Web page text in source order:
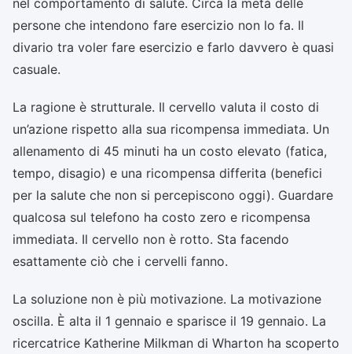
persone che intendono fare esercizio non lo fa. Il
divario tra voler fare esercizio e farlo davvero è quasi
casuale.
La ragione è strutturale. Il cervello valuta il costo di
un’azione rispetto alla sua ricompensa immediata. Un
allenamento di 45 minuti ha un costo elevato (fatica,
tempo, disagio) e una ricompensa differita (benefici
per la salute che non si percepiscono oggi). Guardare
qualcosa sul telefono ha costo zero e ricompensa
immediata. Il cervello non è rotto. Sta facendo
esattamente ciò che i cervelli fanno.
La soluzione non è più motivazione. La motivazione
oscilla. È alta il 1 gennaio e sparisce il 19 gennaio. La
ricercatrice Katherine Milkman di Wharton ha scoperto